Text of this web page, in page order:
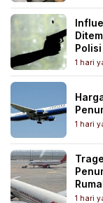
1 hari
1 hari
1 hari